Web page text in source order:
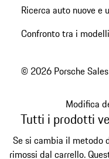
Ricerca auto nuove e
Confronto tra i
© 2026 Porsche
Modifica
Tutti i prodotti
Se si cambia il metodo
rimossi dal carrello.